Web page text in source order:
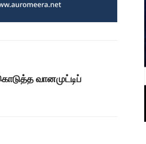
வானமுட்டிப்